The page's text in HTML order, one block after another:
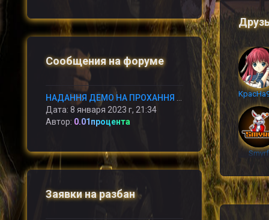
Smyrf
Сообщения на форуме
Дата: 8 января 2023 г, 21:34
Автор: 0.01процента
Заявки на разбан